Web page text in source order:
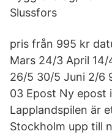
Slussfors
pris från 995 kr
Mars 24/3 April
26/5 30/5 Juni 2/6
03 Epost Ny epost
Lapplandspilen är
Stockholm upp till